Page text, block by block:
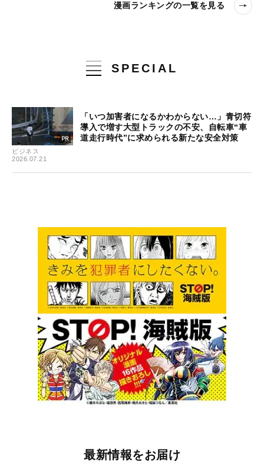
漫画ランキングの一覧を見る
SPECIAL
ビジネス
2026.07.21
「いつ加害者になるかわからない…」青切符
導入で増す大型トラックの不安、自転車“車
道走行時代”に求められる新たな安全対策
最新情報をお届け